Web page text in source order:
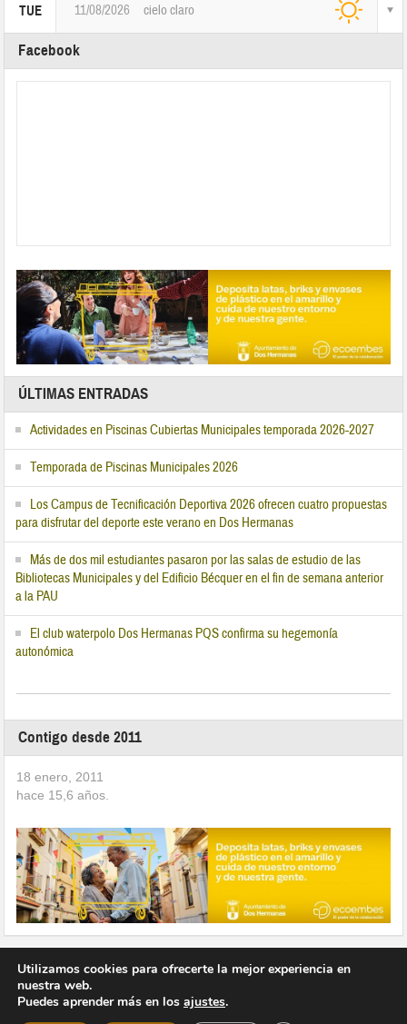
TUE 11/08/2026 cielo claro
Facebook
ÚLTIMAS ENTRADAS
Actividades en Piscinas Cubiertas Municipales temporada 2026-2027
Temporada de Piscinas Municipales 2026
Los Campus de Tecnificación Deportiva 2026 ofrecen cuatro propuestas
para disfrutar del deporte este verano en Dos Hermanas
Más de dos mil estudiantes pasaron por las salas de estudio de las
Bibliotecas Municipales y del Edificio Bécquer en el fin de semana anterior
a la PAU
El club waterpolo Dos Hermanas PQS confirma su hegemonía
autonómica
Contigo desde 2011
18 enero, 2011
hace 15,6 años.
Utilizamos cookies para ofrecerte la mejor experiencia en
nuestra web.
Puedes aprender más en los ajustes.